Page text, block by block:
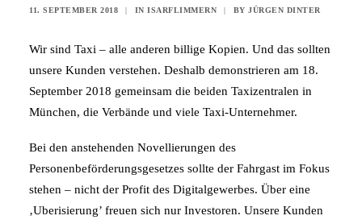
11. SEPTEMBER 2018 | IN ISARFLIMMERN | BY JÜRGEN DINTER
Wir sind Taxi – alle anderen billige Kopien. Und das sollten
unsere Kunden verstehen. Deshalb demonstrieren am 18.
September 2018 gemeinsam die beiden Taxizentralen in
München, die Verbände und viele Taxi-Unternehmer.
Bei den anstehenden Novellierungen des
Personenbeförderungsgesetzes sollte der Fahrgast im Fokus
stehen – nicht der Profit des Digitalgewerbes. Über eine
‚Uberisierung’ freuen sich nur Investoren. Unsere Kunden